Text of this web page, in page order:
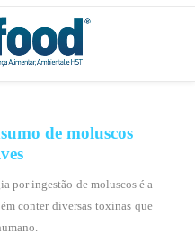
de moluscos
por ingestão de moluscos é a
conter diversas toxinas que